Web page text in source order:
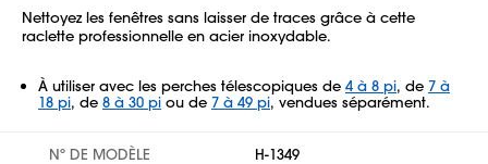
Nettoyez les fenêtres sans laisser de traces grâce à cette
raclette professionnelle en acier inoxydable.
À utiliser avec les perches télescopiques de 4 à 8 pi, de 7 à
18 pi, de 8 à 30 pi ou de 7 à 49 pi, vendues séparément.
Nº DE MODÈLE H-1349